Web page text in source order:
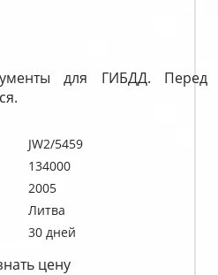
для ГИБДД. Перед
JW2/5459
134000
2005
Литва
30 дней
цену